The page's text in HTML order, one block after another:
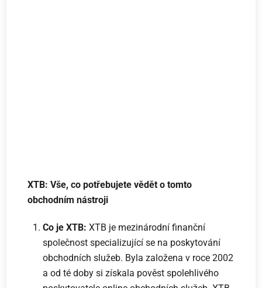
XTB: Vše, co potřebujete vědět o tomto
obchodním nástroji
Co je XTB: XTB je mezinárodní finanční
společnost specializující se na poskytování
obchodních služeb. Byla založena v roce 2002
a od té doby si získala pověst spolehlivého